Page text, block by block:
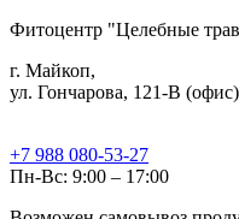
Фитоцентр "Целебные
г. Майкоп,
ул. Гончарова, 121-В (офис)
+7 988 080-53-27
Пн-Вс: 9:00 – 17:00